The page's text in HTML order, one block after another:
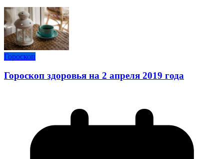
Гороскоп
Гороскоп здоровья на 2 апреля 2019 года